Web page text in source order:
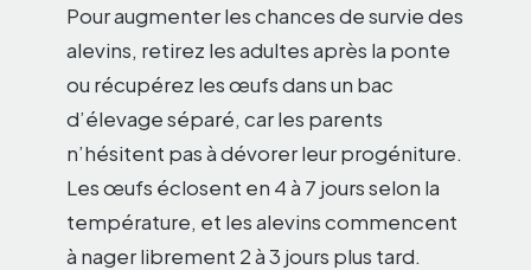
Pour augmenter les chances de survie des
alevins, retirez les adultes après la ponte
ou récupérez les œufs dans un bac
d’élevage séparé, car les parents
n’hésitent pas à dévorer leur progéniture.
Les œufs éclosent en 4 à 7 jours selon la
température, et les alevins commencent
à nager librement 2 à 3 jours plus tard.